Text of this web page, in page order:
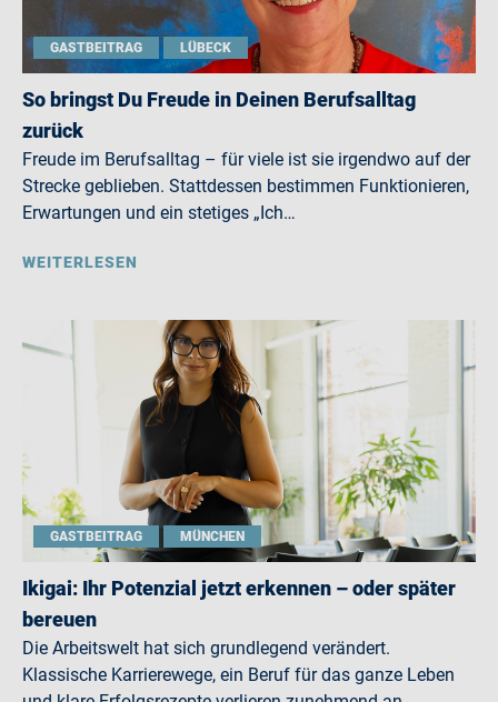
GASTBEITRAG LÜBECK
So bringst Du Freude in Deinen Berufsalltag
zurück
Freude im Berufsalltag – für viele ist sie irgendwo auf der
Strecke geblieben. Stattdessen bestimmen Funktionieren,
Erwartungen und ein stetiges „Ich…
WEITERLESEN
GASTBEITRAG MÜNCHEN
Ikigai: Ihr Potenzial jetzt erkennen – oder später
bereuen
Die Arbeitswelt hat sich grundlegend verändert.
Klassische Karrierewege, ein Beruf für das ganze Leben